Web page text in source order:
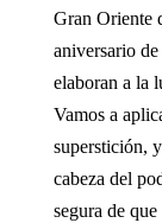
Gran Oriente
aniversario
elaboran a la
Vamos a
superstición,
cabeza del
segura de